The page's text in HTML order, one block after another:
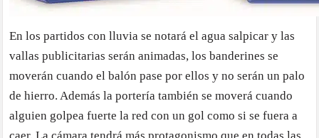
En los partidos con lluvia se notará el agua salpicar y las
vallas publicitarias serán animadas, los banderines se
moverán cuando el balón pase por ellos y no serán un palo
de hierro. Además la portería también se moverá cuando
alguien golpea fuerte la red con un gol como si se fuera a